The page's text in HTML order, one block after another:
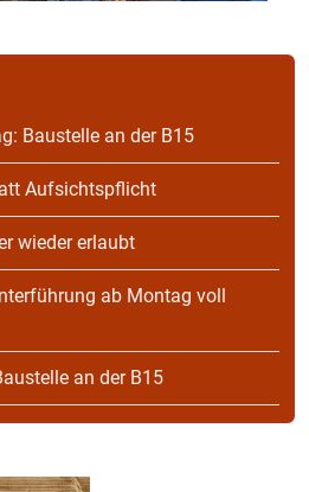
Baustelle an der B15
Aufsichtspflicht
wieder erlaubt
ab Montag voll
an der B15